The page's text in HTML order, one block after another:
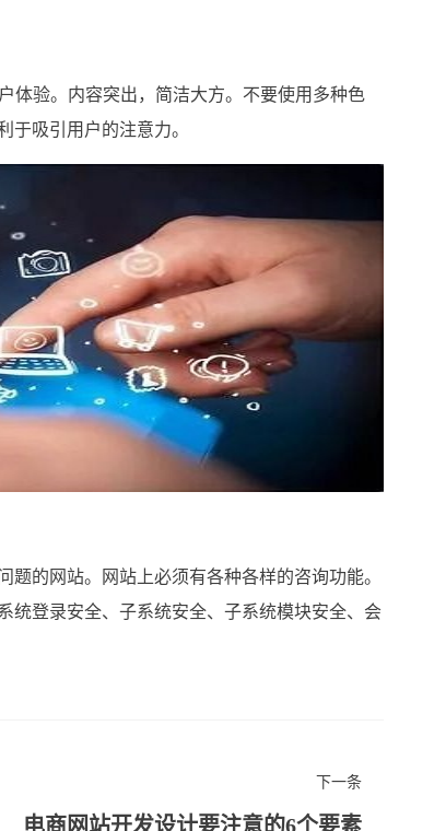
验。内容突出，简洁大方。不要使用多种色
于吸引用户的注意力。
的网站。网站上必须有各种各样的咨询功能。
统登录安全、子系统安全、子系统模块安全、会
下一条
电商网站开发设计要注意的6个要素